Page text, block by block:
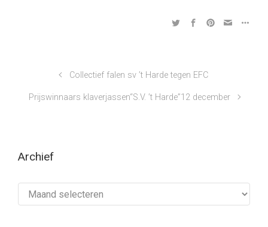
Collectief falen sv ’t Harde tegen EFC
Prijswinnaars klaverjassen“S.V. ’t Harde”12 december
Archief